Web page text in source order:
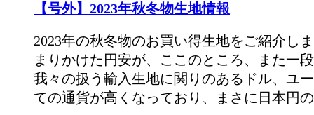
【号外】2023年秋冬物生地情報
2023年の秋冬物のお買い得生地をご紹介し
まりかけた円安が、ここのところ、また一
我々の扱う輸入生地に関りのあるドル、ユ
ての通貨が高くなっており、まさに日本円